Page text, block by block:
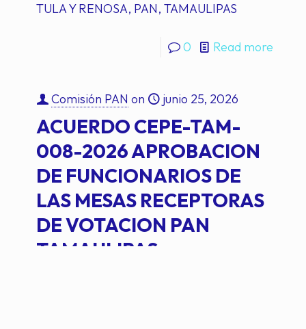
TULA Y RENOSA, PAN, TAMAULIPAS
0 Read more
Comisión PAN on junio 25, 2026
ACUERDO CEPE-TAM-
008-2026 APROBACION
DE FUNCIONARIOS DE
LAS MESAS RECEPTORAS
DE VOTACION PAN
TAMAULIPAS